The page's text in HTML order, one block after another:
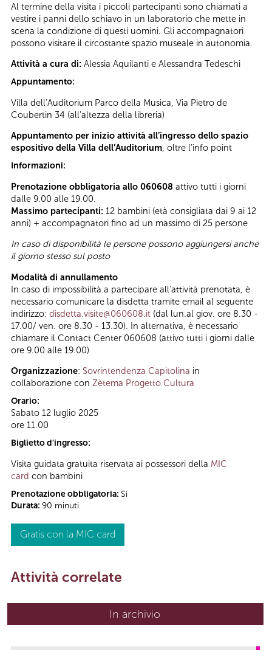
Al termine della visita i piccoli partecipanti sono chiamati a
vestire i panni dello schiavo in un laboratorio che mette in
scena la condizione di questi uomini. Gli accompagnatori
possono visitare il circostante spazio museale in autonomia.
Attività a cura di: Alessia Aquilanti e Alessandra Tedeschi
Appuntamento:
Villa dell’Auditorium Parco della Musica, Via Pietro de
Coubertin 34 (all’altezza della libreria)
Appuntamento per inizio attività all’ingresso dello spazio
espositivo della Villa dell’Auditorium, oltre l’info point
Informazioni:
Prenotazione obbligatoria allo 060608 attivo tutti i giorni
dalle 9.00 alle 19.00.
Massimo partecipanti: 12 bambini (età consigliata dai 9 ai 12
anni) + accompagnatori fino ad un massimo di 25 persone
In caso di disponibilità le persone possono aggiungersi anche
il giorno stesso sul posto
Modalità di annullamento
In caso di impossibilità a partecipare all’attività prenotata, è
necessario comunicare la disdetta tramite email al seguente
indirizzo: disdetta.visite@060608.it (dal lun.al giov. ore 8.30 -
17.00/ ven. ore 8.30 - 13.30). In alternativa, è necessario
chiamare il Contact Center 060608 (attivo tutti i giorni dalle
ore 9.00 alle 19.00)
Organizzazione: Sovrintendenza Capitolina in
collaborazione con Zètema Progetto Cultura
Orario:
Sabato 12 luglio 2025
ore 11.00
Biglietto d'ingresso:
Visita guidata gratuita riservata ai possessori della MIC
card con bambini
Prenotazione obbligatoria: Sì
Durata: 90 minuti
Gratis con la MIC card
Attività correlate
In archivio